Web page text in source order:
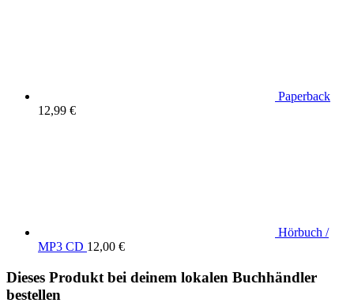
Paperback
12,99 €
Hörbuch /
MP3 CD 12,00 €
Dieses Produkt bei deinem lokalen Buchhändler
bestellen